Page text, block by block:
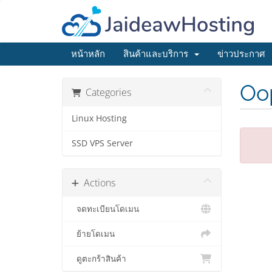
หน้าหลัก สินค้าและบริการ ข่าวประกาศ
Categories
Linux Hosting
SSD VPS Server
Actions
จดทะเบียนโดเมน
ย้ายโดเมน
ดูตะกร้าสินค้า